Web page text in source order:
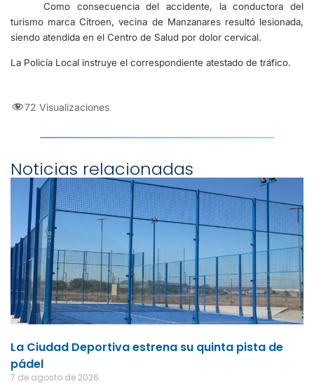
Como consecuencia del accidente, la conductora del
turismo marca Citroen, vecina de Manzanares resultó lesionada,
siendo atendida en el Centro de Salud por dolor cervical.
La Policía Local instruye el correspondiente atestado de tráfico.
72 Visualizaciones
Noticias relacionadas
La Ciudad Deportiva estrena su quinta pista de
pádel
7 de agosto de 2026